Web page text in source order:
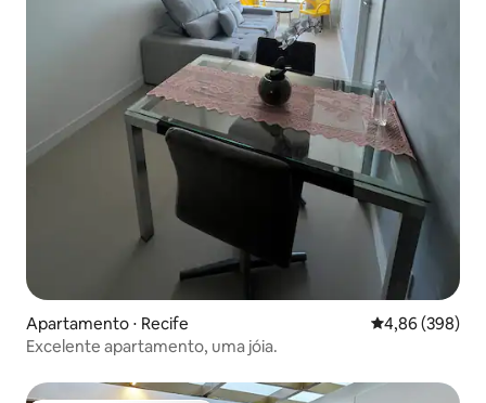
Apartamento ⋅ Recife 4,86 de uma
4,86 (398)
Excelente apartamento, uma jóia.